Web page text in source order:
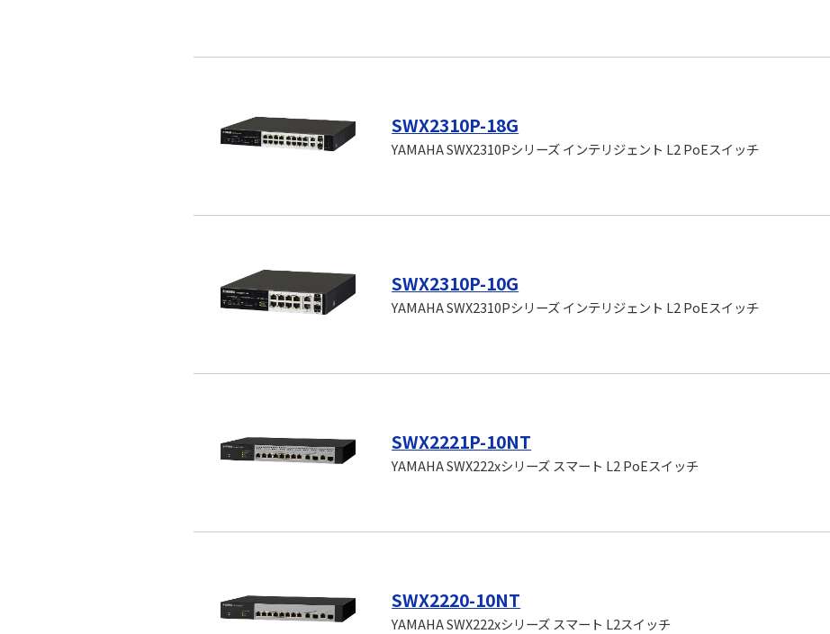
SWX2310P-18G
YAMAHA SWX2310Pシリーズ インテリジェント L2 PoEスイッチ
SWX2310P-10G
YAMAHA SWX2310Pシリーズ インテリジェント L2 PoEスイッチ
SWX2221P-10NT
YAMAHA SWX222xシリーズ スマート L2 PoEスイッチ
SWX2220-10NT
YAMAHA SWX222xシリーズ スマート L2スイッチ